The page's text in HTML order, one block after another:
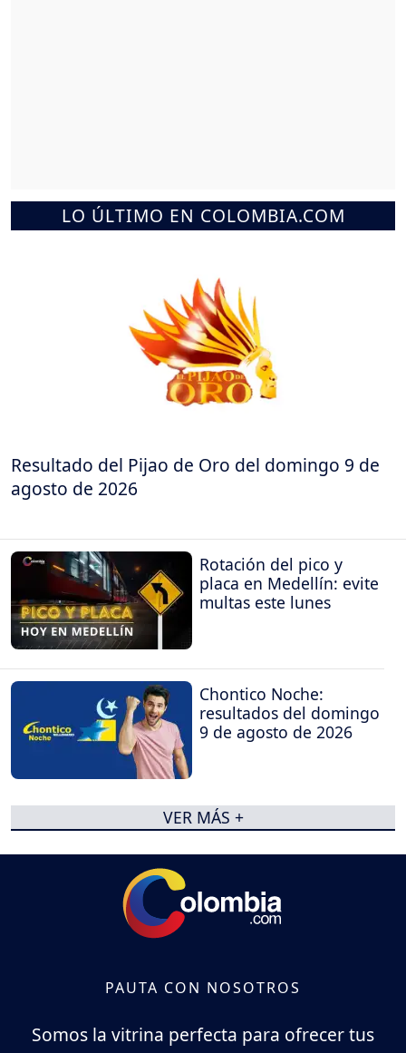
LO ÚLTIMO EN COLOMBIA.COM
Resultado del Pijao de Oro del domingo 9 de
agosto de 2026
Rotación del pico y
placa en Medellín: evite
multas este lunes
Chontico Noche:
resultados del domingo
9 de agosto de 2026
VER MÁS +
PAUTA CON NOSOTROS
Somos la vitrina perfecta para ofrecer tus